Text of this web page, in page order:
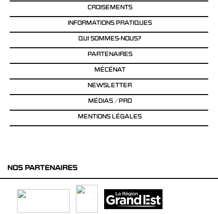
CROISEMENTS
INFORMATIONS PRATIQUES
QUI SOMMES-NOUS?
PARTENAIRES
MÉCÉNAT
NEWSLETTER
MÉDIAS / PRO
MENTIONS LÉGALES
NOS PARTENAIRES